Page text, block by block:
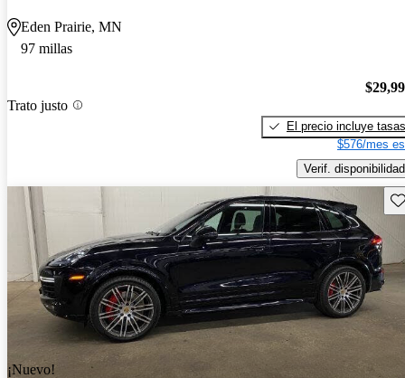
Eden Prairie, MN
97 millas
Trato justo
El precio incluye tasas
$576/mes
Verif. disponibilidad
¡Nuevo!